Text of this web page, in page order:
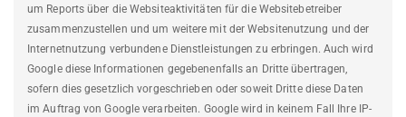
um Reports über die Websiteaktivitäten für die Websitebetreiber
zusammenzustellen und um weitere mit der Websitenutzung und der
Internetnutzung verbundene Dienstleistungen zu erbringen. Auch wird
Google diese Informationen gegebenenfalls an Dritte übertragen,
sofern dies gesetzlich vorgeschrieben oder soweit Dritte diese Daten
im Auftrag von Google verarbeiten. Google wird in keinem Fall Ihre IP-